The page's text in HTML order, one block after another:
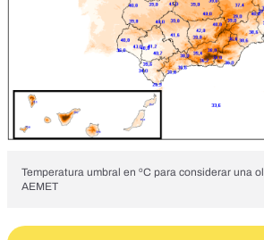
Temperatura umbral en ºC para considerar una
AEMET